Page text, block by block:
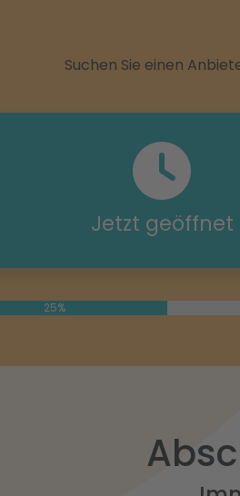
Suchen Sie einen
Jetzt geöffnet
25%